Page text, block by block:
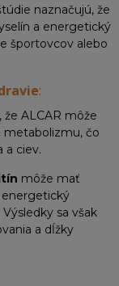
naznačujú, že
a energetický
športovcov alebo
:
že ALCAR môže
metabolizmu, čo
a ciev.
môže mať
energetický
sa však
a dĺžky